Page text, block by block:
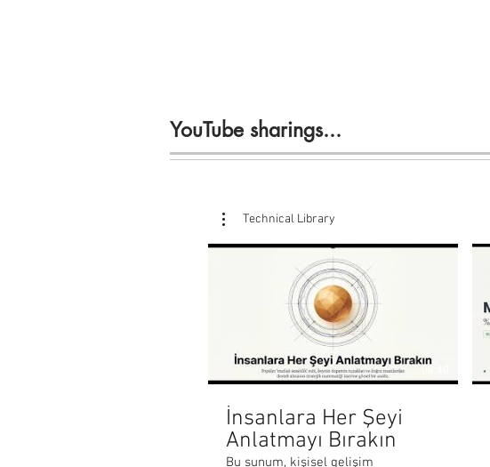
YouTube sharings...
Technical Library
08:40
İnsanlara Her Şeyi
Anlatmayı Bırakın
Bu sunum, kişisel gelişim